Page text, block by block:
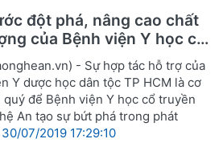
đột phá, nâng cao chất
của Bệnh viện Y học cổ
Nghệ An- Sự hợp tác hỗ trợ của
Y dược học dân tộc TP HCM là cơ
quý để Bệnh viện Y học cổ truyền
An tạo sự bứt phá trong phát
30/07/2019 17:29:10